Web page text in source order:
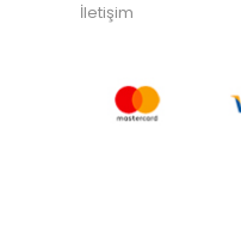
İletişim